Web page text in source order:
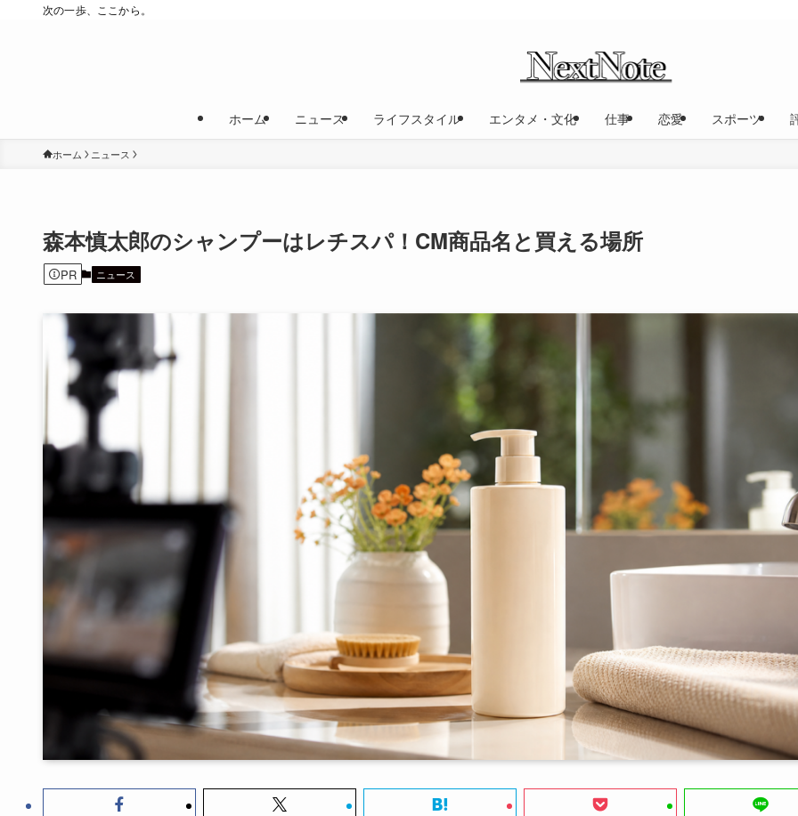
次の一歩、ここから。
ホーム ニュース ライフスタイル エンタメ・文化 仕事 恋愛 スポーツ
ホーム ニュース
森本慎太郎のシャンプーはレチスパ！CM商品名と買える場所
PR ニュース